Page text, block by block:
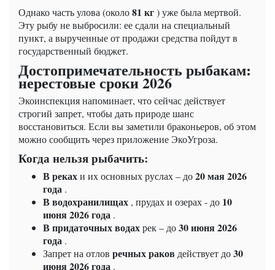
Однако часть улова (около81 кг) уже была мертвой.
Эту рыбу не выбросили: ее сдали на специальный
пункт, а вырученные от продажи средства пойдут в
государственный бюджет.
Достопримечательность рыбакам:
нерестовые сроки 2026
Экоинспекция напоминает, что сейчас действует
строгий запрет, чтобы дать природе шанс
восстановиться. Если вы заметили браконьеров, об этом
можно сообщить через приложение ЭкоУгроза.
Когда нельзя рыбачить:
В рекахи их основных руслах – до20 мая 2026
года .
В водохранилищах , прудах и озерах - до 10
июня 2026 года .
В придаточных водахрек – до30 июня 2026
года .
Запрет на отлов речных раков действует до30
июня 2026 года .